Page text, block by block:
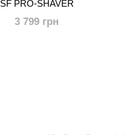
SF PRO-SHAVER
3 799 грн